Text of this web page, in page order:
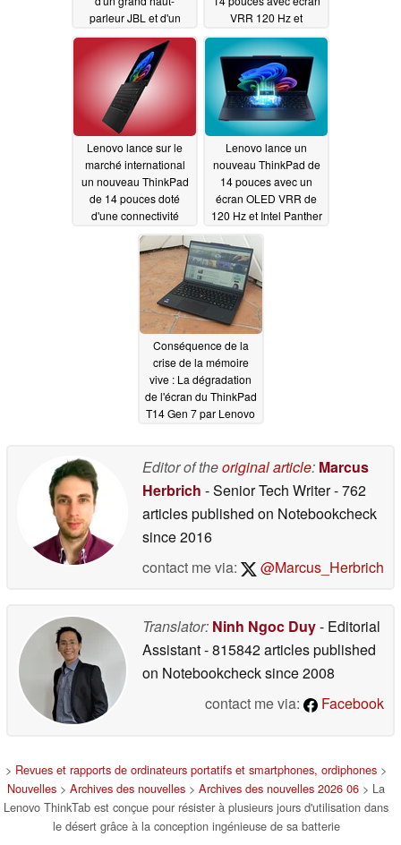
parleur JBL et d'un
écran à 120 Hz
06/16/2026
VRR 120 Hz et
processeurs Intel
Panther Lake06/09/2026
Lenovo lance sur le
marché international
un nouveau ThinkPad
de 14 pouces doté
d'une connectivité
cellulaire et d'une
mémoire vive pouvant
atteindre 64 Go
06/08/2026
Lenovo lance un
nouveau ThinkPad de
14 pouces avec un
écran OLED VRR de
120 Hz et Intel Panther
Lake06/04/2026
Conséquence de la
crise de la mémoire
vive : La dégradation
de l'écran du ThinkPad
T14 Gen 7 par Lenovo
Editor of theoriginal article: Marcus
Herbrich - Senior Tech Writer- 762
articles published on Notebookcheck
since 2016
contact me via:
@Marcus_Herbrich
Translator: Ninh Ngoc Duy- Editorial
Assistant- 815842 articles published
on Notebookchecksince 2008
contact me via:
Facebook
> Revues et rapports de ordinateurs portatifs et smartphones, ordiphones >
Nouvelles > Archives des nouvelles > Archives des nouvelles 2026 06 > La
Lenovo ThinkTab est conçue pour résister à plusieurs jours d'utilisation dans
le désert grâce à la conception ingénieuse de sa batterie